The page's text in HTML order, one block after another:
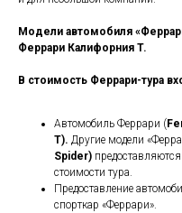
Модели автомобиля
Феррари Калифорния T.
В стоимость Феррари-тура
Автомобиль Феррари (
T). Другие модели
Spider)
стоимости тура.
Предоставление
спорткар «Феррари».